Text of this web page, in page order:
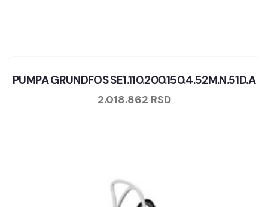
PUMPA GRUNDFOS SE1.110.200.150.4.52M.N.51D.A
2.018.862 RSD